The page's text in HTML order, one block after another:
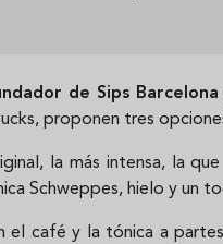
de Sips
proponen tres
la más intensa, la
Schweppes, hielo y un
el café y la tónica a